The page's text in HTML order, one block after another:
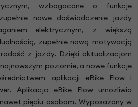
wzbogacone o funkcje
nowe doświadczenie jazdy
elektrycznym, z większą
zupełnie nową motywacją
z jazdy. Dzięki aktualizacjom
poziomie, a nowe funkcje
aplikacji eBike Flow i
Aplikacja eBike Flow umożliwia
pięciu osobom. Wyposażony w